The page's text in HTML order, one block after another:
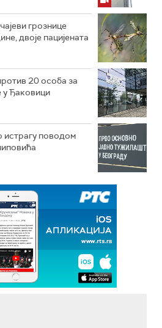
грознице
двоје пацијената
20 особа за
у Ђаковици
поводом